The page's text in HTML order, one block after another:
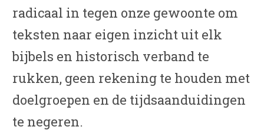
radicaal in tegen onze gewoonte om
teksten naar eigen inzicht uit elk
bijbels en historisch verband te
rukken, geen rekening te houden met
doelgroepen en de tijdsaanduidingen
te negeren.